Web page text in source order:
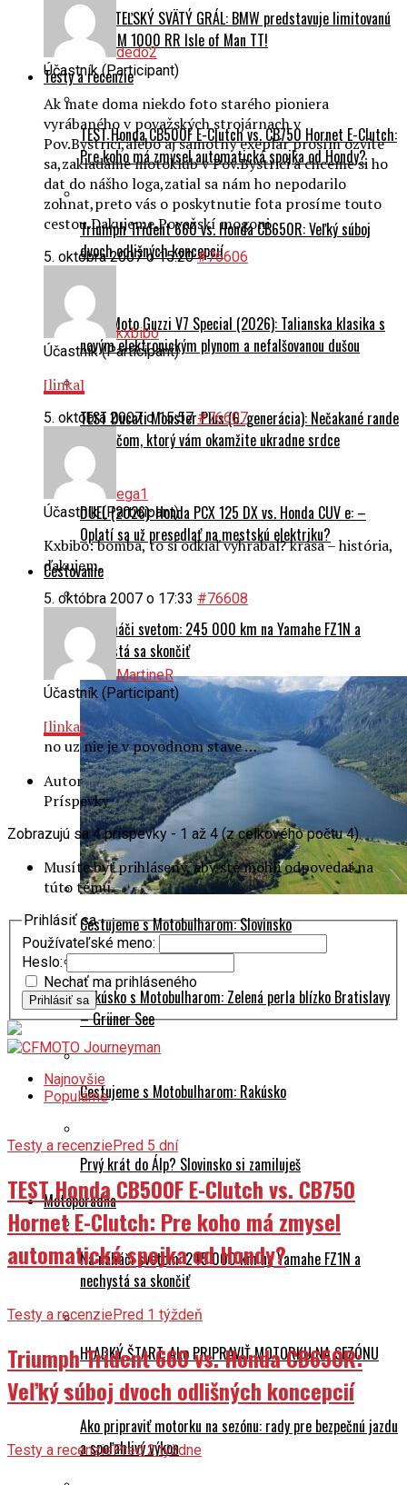
ZBERATEĽSKÝ SVÄTÝ GRÁL: BMW predstavuje limitovanú
edíciu M 1000 RR Isle of Man TT!
Testy a recenzie
TEST Honda CB500F E-Clutch vs. CB750 Hornet E-Clutch:
Pre koho má zmysel automatická spojka od Hondy?
Triumph Trident 660 vs. Honda CB650R: Veľký súboj
dvoch odlišných koncepcií
TEST Moto Guzzi V7 Special (2026): Talianska klasika s
novým elektronickým plynom a nefalšovanou dušou
TEST Ducati Monster Plus (6. generácia): Nečakané rande
s naháčom, ktorý vám okamžite ukradne srdce
DUEL (2026): Honda PCX 125 DX vs. Honda CUV e: –
Oplatí sa už presedlať na mestskú elektriku?
Cestovanie
Na naháči svetom: 245 000 km na Yamahe FZ1N a
nechystá sa skončiť
Cestujeme s Motobulharom: Slovinsko
Rakúsko s Motobulharom: Zelená perla blízko Bratislavy
– Grüner See
Cestujeme s Motobulharom: Rakúsko
Prvý krát do Álp? Slovinsko si zamiluješ
Motoporadňa
Na naháči svetom: 245 000 km na Yamahe FZ1N a
nechystá sa skončiť
HLADKÝ ŠTART: Ako PRIPRAVIŤ MOTORKU NA SEZÓNU
Ako pripraviť motorku na sezónu: rady pre bezpečnú jazdu
a spoľahlivý výkon
dedo2
Účastník (Participant)
Ak mate doma niekdo foto starého pioniera
vyrábaného v považských strojárnach v
Pov.Bystrici,alebo aj samotný exeplár prosím ozvite
sa,zakladáme motoklub v Pov.Bystrici a chceme si ho
dat do nášho loga,zatial sa nám ho nepodarilo
zohnat,preto vás o poskytnutie fota prosíme touto
cestou.Dakujeme.Považskí mogoni
5. októbra 2007 o 15:20 #76606
kxbibo
Účastník (Participant)
[linka]
5. októbra 2007 o 15:57 #76607
ega1
Účastník (Participant)
Kxbibo: bomba, to si odkiaľ vyhrabal? krása – história,
ďakujem.
5. októbra 2007 o 17:33 #76608
MartineR
Účastník (Participant)
[linka]
no uz nie je v povodnom stave …
Autor
Príspevky
Zobrazujú sa 4 príspevky - 1 až 4 (z celkového počtu 4)
Musíte byť prihlásený, aby ste mohli odpovedať na
túto tému.
Prihlásiť sa
Používateľské meno:
Heslo:
Nechať ma prihláseného
Prihlásiť sa
Najnovšie
Populárne
Testy a recenziePred 5 dní
TEST Honda CB500F E-Clutch vs. CB750
Hornet E-Clutch: Pre koho má zmysel
automatická spojka od Hondy?
Testy a recenziePred 1 týždeň
Triumph Trident 660 vs. Honda CB650R:
Veľký súboj dvoch odlišných koncepcií
Testy a recenziePred 2 týždne